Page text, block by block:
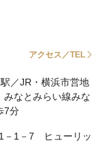
アクセス／TEL
／JR・横浜市営地
なとみらい線みな
7分
－1－7 ヒューリッ